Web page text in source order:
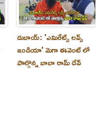
దుబాయ్‌: 'ఎమిరేట్స్ లవ్స్
ఇండియా' మెగా ఈవెంట్ లో
పాల్గొన్న బాబా రామ్ దేవ్